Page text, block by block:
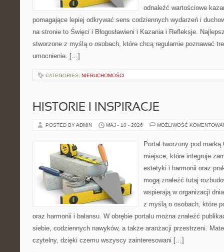
odnaleźć wartościowe
pomagające lepiej odkrywać sens codziennych wydarzeń i
na stronie to Święci i Błogosławieni i Kazania i Refleksje.
stworzone z myślą o osobach, które chcą regularnie poznawać
umocnienie. […]
CATEGORIES: NIERUCHOMOŚCI
HISTORIE I INSPIRACJE
POSTED BY ADMIN MAJ - 10 - 2026 MOŻLIWOŚĆ
Portal tworzony pod
miejsce, które integruje
estetyki i harmonii oraz
mogą znaleźć tutaj
wspierają w organizacji
z myślą o osobach, które
oraz harmonii i balansu. W obrębie portalu można znaleźć
siebie, codziennych nawyków, a także aranżacji przestrzeni.
czytelny, dzięki czemu wszyscy zainteresowani […]